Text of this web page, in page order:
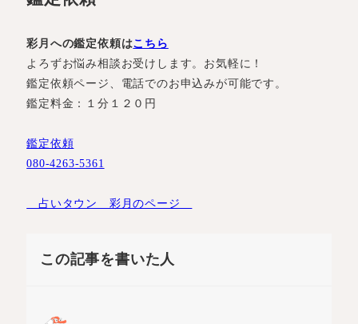
彩月への鑑定依頼はこちら
よろずお悩み相談お受けします。お気軽に！
鑑定依頼ページ、電話でのお申込みが可能です。
鑑定料金：１分１２０円
鑑定依頼
080-4263-5361
占いタウン 彩月のページ
この記事を書いた人